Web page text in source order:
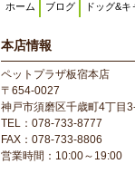
ホーム ブログ ドッグ&キ
本店情報
ペットプラザ板宿本店
〒654-0027
神戸市須磨区千歳町4丁目
TEL：078-733-8777
FAX：078-733-8806
営業時間：10:00～19:00